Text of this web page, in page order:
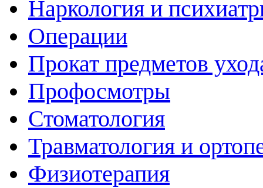
Наркология и
Операции
Прокат предметов
Профосмотры
Стоматология
Травматология и
Физиотерапия